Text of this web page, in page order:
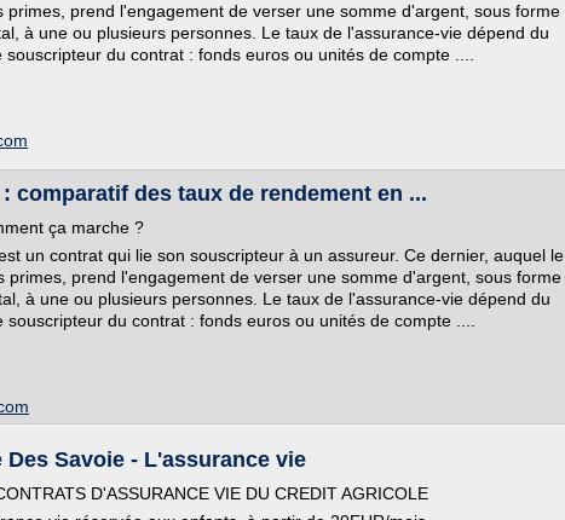
primes, prend l'engagement de verser une somme d'argent, sous forme
à une ou plusieurs personnes. Le taux de l'assurance-vie dépend du
du contrat : fonds euros ou unités de compte ....
comparatif des taux de rendement en ...
ça marche ?
un contrat qui lie son souscripteur à un assureur. Ce dernier, auquel le
primes, prend l'engagement de verser une somme d'argent, sous forme
à une ou plusieurs personnes. Le taux de l'assurance-vie dépend du
du contrat : fonds euros ou unités de compte ....
Savoie - L'assurance vie
D'ASSURANCE VIE DU CREDIT AGRICOLE